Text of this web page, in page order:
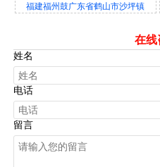
福建福州鼓广东省鹤山市沙坪镇
在线
姓名
电话
留言